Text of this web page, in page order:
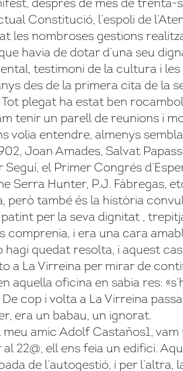
després de més de
Constitució, l’espoli de
les nombroses gestions
havia de dotar d’una seu
testimoni de la cultura i les
des de la primera cita de la
plegat ha estat ben
tenir un parell de reunions i
volia entendre, almenys
Joan Amades, Salvat
el Primer Congrés
Serra Hunter, P.J. Fàbregas,
però també és la història
per la seva dignitat ,
comprenia, i era una cara
quedat resolta, i aquest
a La Virreina per mirar de
aquella oficina en sabia res:
cop i volta a La Virreina
era un babau, un ignorat.
amic Adolf Castaños1,
22@, ell ens feia un edifici.
de l’autogestió, i per